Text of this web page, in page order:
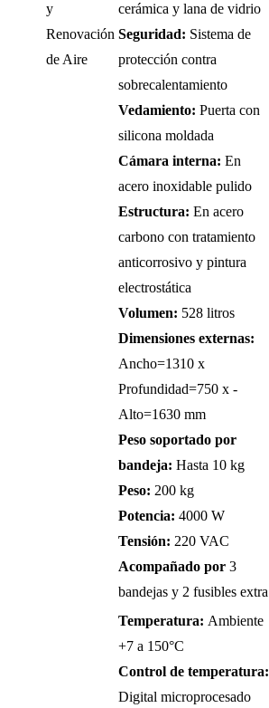
y
Renovación
de Aire
cerámica y lana de vidrio
Seguridad: Sistema de
protección contra
sobrecalentamiento
Vedamiento: Puerta con
silicona moldada
Cámara interna: En
acero inoxidable pulido
Estructura: En acero
carbono con tratamiento
anticorrosivo y pintura
electrostática
Volumen: 528 litros
Dimensiones externas:
Ancho=1310 x
Profundidad=750 x -
Alto=1630 mm
Peso soportado por
bandeja: Hasta 10 kg
Peso: 200 kg
Potencia: 4000 W
Tensión: 220 VAC
Acompañado por 3
bandejas y 2 fusibles extra
Temperatura: Ambiente
+7 a 150°C
Control de temperatura:
Digital microprocesado